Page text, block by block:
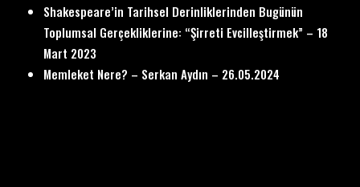
Shakespeare’in Tarihsel Derinliklerinden Bugünün
Toplumsal Gerçekliklerine: “Şirreti Evcilleştirmek” – 18
Mart 2023
Memleket Nere? – Serkan Aydın – 26.05.2024